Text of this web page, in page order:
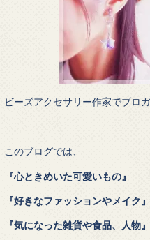
ビーズアクセサリー作家でブロ
このブログでは、
『心ときめいた可愛いもの』
『好きなファッションやメイク』
『気になった雑貨や食品、人物』